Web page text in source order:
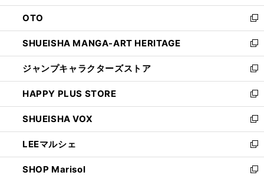
ウ
で
開
く
ン
ド
ウ
で
開
く
OTO
新
し
い
ウ
ィ
ン
ド
ウ
で
開
く
SHUEISHA MANGA-ART HERITAGE
新
し
い
ウ
ィ
ン
ド
ウ
で
開
く
ジャンプキャラクターズストア
新
し
い
ウ
ィ
ン
ド
ウ
で
HAPPY PLUS STORE
新
し
い
ウ
ィ
ン
ド
SHUEISHA VOX
新
し
い
ウ
ィ
LEEマルシェ
新
し
い
SHOP Marisol 新